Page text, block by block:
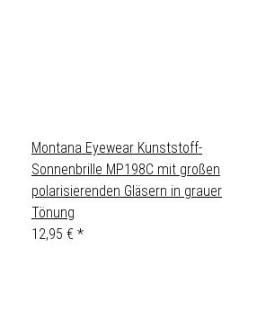
Montana Eyewear Kunststoff-
Sonnenbrille MP198C mit großen
polarisierenden Gläsern in grauer
Tönung
12,95 € *